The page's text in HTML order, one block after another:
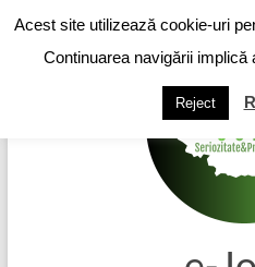
to
content
Acest site utilizează cookie-uri
Continuarea navigării implică
Reject